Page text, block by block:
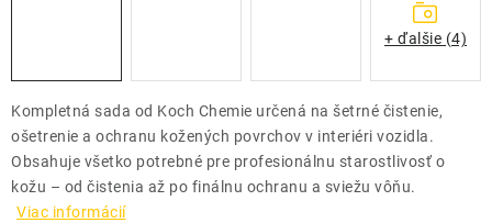
Kompletná sada od Koch Chemie určená na šetrné čistenie,
ošetrenie a ochranu kožených povrchov v interiéri vozidla.
Obsahuje všetko potrebné pre profesionálnu starostlivosť o
kožu – od čistenia až po finálnu ochranu a sviežu vôňu.
Viac informácií
+ ďalšie (4)